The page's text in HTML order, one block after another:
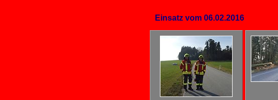
Einsatz vom 06.02.2016